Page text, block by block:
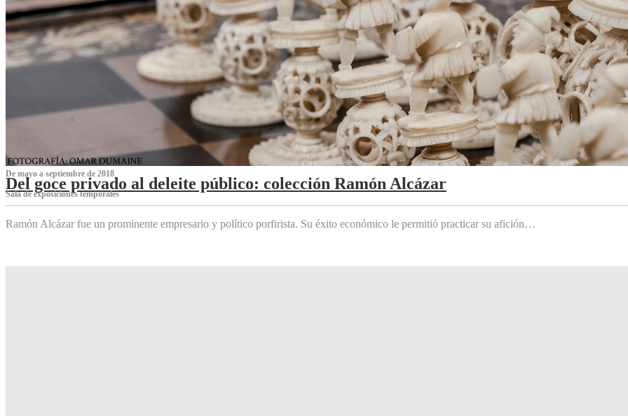
De mayo a septiembre de 2018
Del goce privado al deleite público: colección Ramón Alcázar
Sala de exposiciones temporales
Ramón Alcázar fue un prominente empresario y político porfirista. Su éxito económico le permitió practicar su afición…